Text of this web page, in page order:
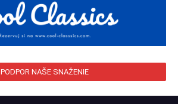
PODPOR NAŠE SNAŽENIE